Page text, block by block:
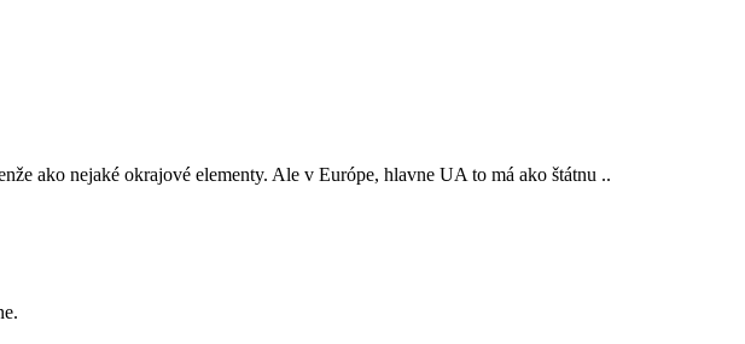
ako nejaké okrajové elementy. Ale v Európe, hlavne UA to má ako štátnu ..